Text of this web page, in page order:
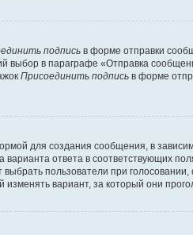
подпись в форме отправки
выбор в параграфе «Отправка
Присоединить подпись в форме
для создания сообщения, в
ответа в соответствующих
пользователи при голосовании,
вариант, за который они